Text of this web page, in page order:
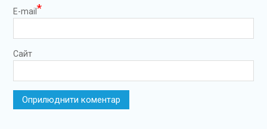
E-mail*
Сайт